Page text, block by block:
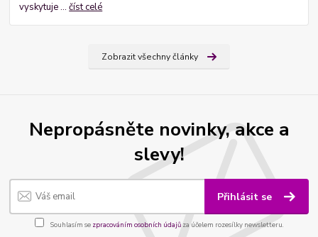
vyskytuje ...číst celé
Zobrazit všechny články
Nepropásněte novinky, akce a
slevy!
Přihlásit se
Souhlasím se zpracováním osobních údajůza účelem rozesílky newsletteru.